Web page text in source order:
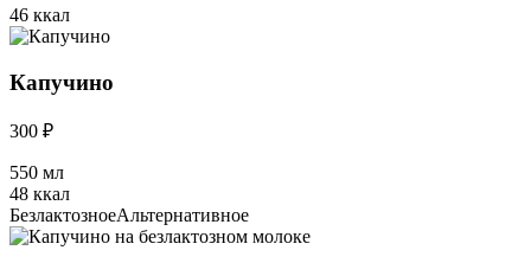
46 ккал
Капучино
300 ₽
550 мл
48 ккал
БезлактозноеАльтернативное